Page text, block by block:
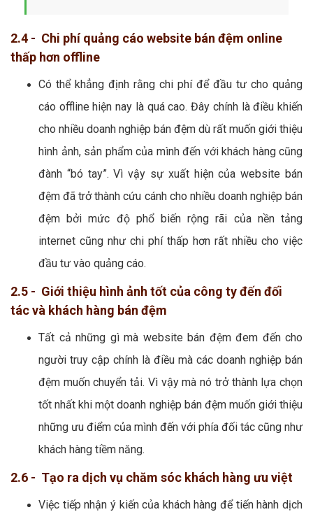
2.4 - Chi phí quảng cáo website bán đệm online
thấp hơn offline
Có thể khẳng định rằng chi phí để đầu tư cho quảng
cáo offline hiện nay là quá cao. Đây chính là điều khiến
cho nhiều doanh nghiệp bán đệm dù rất muốn giới thiệu
hình ảnh, sản phẩm của mình đến với khách hàng cũng
đành “bó tay”. Vì vậy sự xuất hiện của website bán
đệm đã trở thành cứu cánh cho nhiều doanh nghiệp bán
đệm bởi mức độ phổ biến rộng rãi của nền tảng
internet cũng như chi phí thấp hơn rất nhiều cho việc
đầu tư vào quảng cáo.
2.5 - Giới thiệu hình ảnh tốt của công ty đến đối
tác và khách hàng bán đệm
Tất cả những gì mà website bán đệm đem đến cho
người truy cập chính là điều mà các doanh nghiệp bán
đệm muốn chuyển tải. Vì vậy mà nó trở thành lựa chọn
tốt nhất khi một doanh nghiệp bán đệm muốn giới thiệu
những ưu điểm của mình đến với phía đối tác cũng như
khách hàng tiềm năng.
2.6 - Tạo ra dịch vụ chăm sóc khách hàng ưu việt
Việc tiếp nhận ý kiến của khách hàng để tiến hành dịch